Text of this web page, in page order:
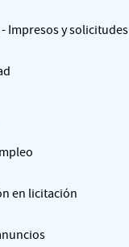
Impresos y solicitudes
en licitación